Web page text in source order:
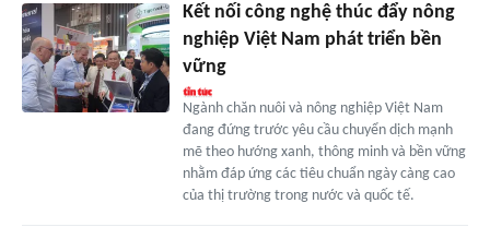
Kết nối công nghệ thúc đẩy nông
nghiệp Việt Nam phát triển bền
vững
Ngành chăn nuôi và nông nghiệp Việt Nam
đang đứng trước yêu cầu chuyển dịch mạnh
mẽ theo hướng xanh, thông minh và bền vững
nhằm đáp ứng các tiêu chuẩn ngày càng cao
của thị trường trong nước và quốc tế.